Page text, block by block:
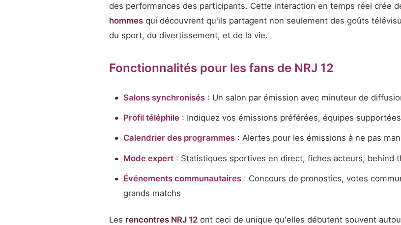
des performances des participants. Cette interaction en temps réel crée
hommes qui découvrent qu'ils partagent non seulement des goûts
du sport, du divertissement, et de la vie.
Fonctionnalités pour les fans de NRJ 12
Salons synchronisés: Un salon par émission avec minuteur de
Profil téléphile: Indiquez vos émissions préférées, équipes
Calendrier des programmes: Alertes pour les émissions à ne pas
Mode expert: Statistiques sportives en direct, fiches acteurs, behind
Événements communautaires: Concours de pronostics, votes
grands matchs
Les rencontres NRJ 12 ont ceci de unique qu'elles débutent souvent